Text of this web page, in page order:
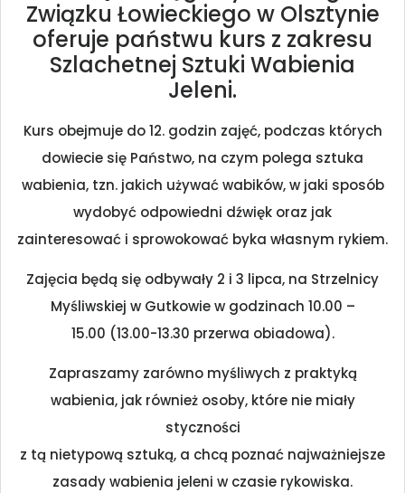
Związku Łowieckiego w Olsztynie
oferuje państwu kurs z zakresu
Szlachetnej Sztuki Wabienia
Jeleni.
Kurs obejmuje do 12. godzin zajęć, podczas których
dowiecie się Państwo, na czym polega sztuka
wabienia, tzn. jakich używać wabików, w jaki sposób
wydobyć odpowiedni dźwięk oraz jak
zainteresować i sprowokować byka własnym rykiem.
Zajęcia będą się odbywały 2 i 3 lipca, na Strzelnicy
Myśliwskiej w Gutkowie w godzinach 10.00 –
15.00 (13.00-13.30 przerwa obiadowa).
Zapraszamy zarówno myśliwych z praktyką
wabienia, jak również osoby, które nie miały
styczności
z tą nietypową sztuką, a chcą poznać najważniejsze
zasady wabienia jeleni w czasie rykowiska.